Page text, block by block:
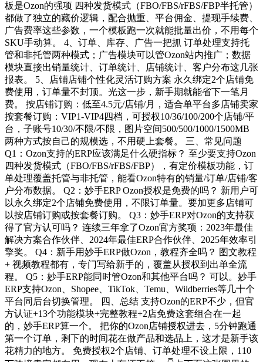
板是Ozon的强项 四种发货模式（FBO/FBS/rFBS/FBP半托管）
都做了独立的藏价逻辑，配合抛重、平台佣金、提现手续费、
广告费率这些参数，一个模板跑一次就能批量出价，不用每个
SKU手动算。 4、订单、库存、广告一把抓 订单处理支持托
管和非托管两种模式；广告模块可以管Ozon站内推广；数据
模块直接出销量统计、订单统计、店铺统计、客户分布这几张
报表。 5、店铺店铺个性化灵活订购方案 永久绑定2个店铺免
费使用，订单量不封顶。光这一步，新手期就能省下一笔月
费。 按店铺订购：低至4.5元/店铺/月，适合单平台多店铺卖家
按套餐订购：VIP1-VIP4四档，可授权10/36/100/200个店铺/平
台，子账号10/30/不限/不限，图片空间500/500/1000/1500MB
两种方式按自己的规模选，不用硬上套餐。 三、常见问题
Q1：Ozon支持的ERP应该满足什么硬指标？ 至少要支持Ozon
四种发货模式（FBO/FBS/rFBS/FBP），有定价模板功能，订
单处理覆盖托管与非托管，能看Ozon特有的销量/订单/店铺/客
户分布数据。 Q2：妙手ERP Ozon授权是免费的吗？ 新用户可
以永久绑定2个店铺免费使用，不限订单量。要加更多店铺可
以按店铺订购或按套餐订购。 Q3：妙手ERP对Ozon的支持获
得了官方认可吗？ 连续三年拿了Ozon官方奖项：2023年最佳
解决方案合作伙伴、2024年最佳ERP合作伙伴、2025年效率引
擎奖。 Q4：新手用妙手ERP做Ozon，教程齐全吗？ 图文教程
+ 视频教程都有，专门写给新手的，覆盖从授权到出单全流
程。 Q5：妙手ERP能同时管Ozon和其他平台吗？ 可以。妙手
ERP支持Ozon、Shopee、TikTok、Temu、Wildberries等几十个
平台同后台切换管理。 四、总结 支持Ozon的ERP不少，但官
方认证+13个功能模块+完整教程+2店免费这套组合在一起
的，妙手ERP算一个。 把你的Ozon店铺授权进去，5分钟跑通
第一个订单，剩下的时间花在做产品和选品上，这才是新手该
花精力的地方。 免费授权2个店铺、订单处理不设上限，110